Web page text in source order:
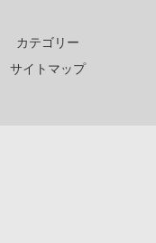
カテゴリー
サイトマップ